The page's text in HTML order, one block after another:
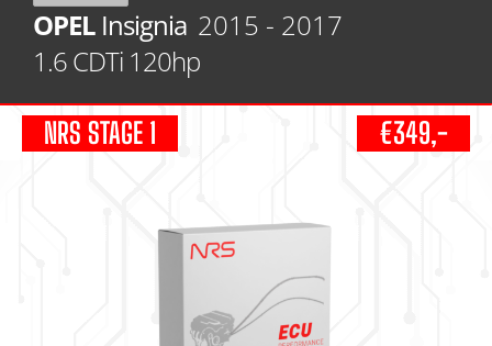
OPEL Insignia 2015 - 2017
1.6 CDTi 120hp
NRS STAGE 1 €349,-